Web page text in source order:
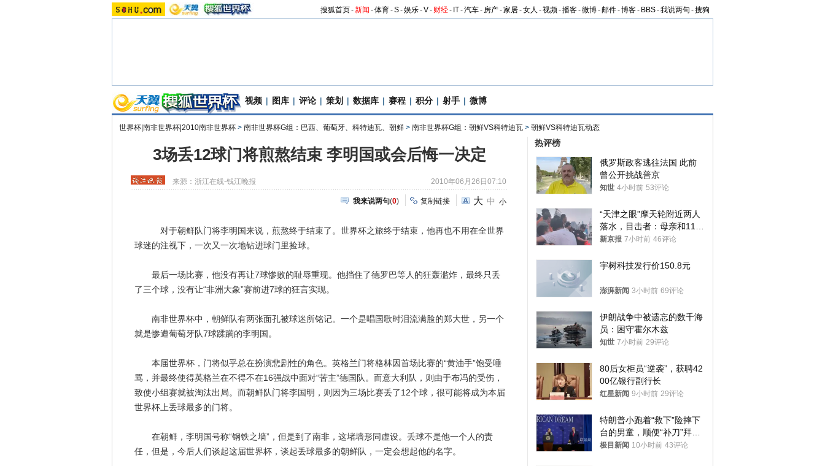
搜狐首页-新闻 -体育-S-娱乐-V- 财经- IT-汽车- 房产-家居-女人 -视频-播客-微博-邮件-博客- BBS-我说两句 -搜狗
视频 | 图库 | 评论 | 策划 | 数据库 | 赛程 | 积分 | 射手 | 微博
世界杯|南非世界杯|2010南非世界杯 > 南非世界杯G组：巴西、葡萄牙、科特迪瓦、朝鲜 > 南非世界杯G组：朝鲜VS科特迪瓦 > 朝鲜VS科特迪瓦动态
3场丢12球门将煎熬结束 李明国或会后悔一决定
来源： 浙江在线-钱江晚报 2010年06月26日07:10
我来说两句(0) 复制链接 大 中 小
对于朝鲜队门将李明国来说，煎熬终于结束了。世界杯之旅终于结束，他再也不用在全世界
球迷的注视下，一次又一次地钻进球门里捡球。
最后一场比赛，他没有再让7球惨败的耻辱重现。他挡住了德罗巴等人的狂轰滥炸，最终只丢
了三个球，没有让“非洲大象”赛前进7球的狂言实现。
南非世界杯中，朝鲜队有两张面孔被球迷所铭记。一个是唱国歌时泪流满脸的郑大世，另一个
就是惨遭葡萄牙队7球蹂躏的李明国。
本届世界杯，门将似乎总在扮演悲剧性的角色。英格兰门将格林因首场比赛的“黄油手”饱受唾
骂，并最终使得英格兰在不得不在16强战中面对“苦主”德国队。而意大利队，则由于布冯的受伤，
致使小组赛就被淘汰出局。而朝鲜队门将李国明，则因为三场比赛丢了12个球，很可能将成为本届
世界杯上丢球最多的门将。
在朝鲜，李明国号称“钢铁之墙”，但是到了南非，这堵墙形同虚设。丢球不是他一个人的责
任，但是，今后人们谈起这届世界杯，谈起丢球最多的朝鲜队，一定会想起他的名字。
热评榜
俄罗斯政客逃往法国 此前
曾公开挑战普京
知世 4小时前 53评论
“天津之眼”摩天轮附近两人
落水，目击者：母亲和11岁
儿子先后被打捞上岸
新京报 7小时前 46评论
宇树科技发行价150.8元
澎湃新闻 3小时前 69评论
伊朗战争中被遗忘的数千海
员：困守霍尔木兹
知世 7小时前 29评论
80后女柜员“逆袭”，获聘42
00亿银行副行长
红星新闻 9小时前 29评论
特朗普小跑着“救下”险摔下
台的男童，顺便“补刀”拜
登：“我可不想他像拜登一
极目新闻 10小时前 43评论